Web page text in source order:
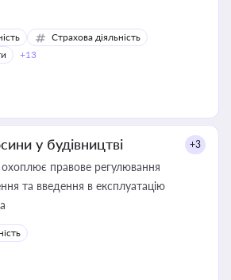
Страхова діяльність
+13
у будівництві +3
правове регулювання
та введення в експлуатацію